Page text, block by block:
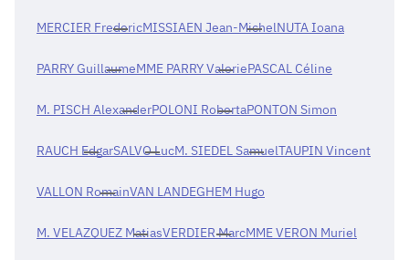
MERCIER FredericMISSIAEN Jean-MichelNUTA Ioana
PARRY GuillaumeMME PARRY ValeriePASCAL Céline
M. PISCH AlexanderPOLONI RobertaPONTON Simon
RAUCH EdgarSALVO LucM. SIEDEL SamuelTAUPIN Vincent
VALLON RomainVAN LANDEGHEM Hugo
M. VELAZQUEZ MatiasVERDIER MarcMME VERON Muriel